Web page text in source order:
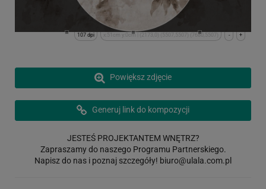
+
-
x:51cm y:0cm | (2173,0) (5507,5507) (7680,5507)
107 dpi
Powiększ zdjęcie
Generuj link do kompozycji
JESTEŚ PROJEKTANTEM WNĘTRZ?
Zapraszamy do naszego Programu Partnerskiego.
Napisz do nas i poznaj szczegóły! biuro@ulala.com.pl